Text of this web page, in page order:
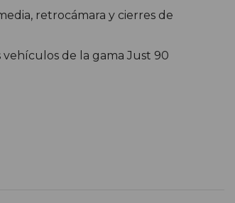
retrocámara y cierres de
de la gama Just 90